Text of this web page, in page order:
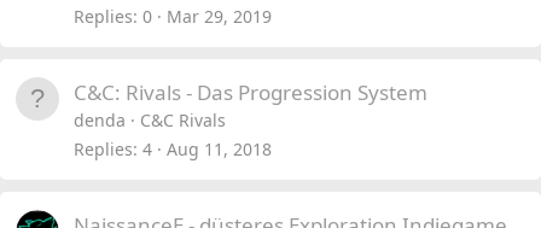
Replies 0 Mar 29, 2019
C&C: Rivals - Das Progression System
denda
C&C Rivals
Replies 4 Aug 11, 2018